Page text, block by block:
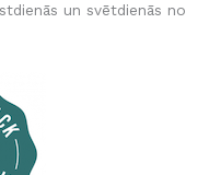
un svētdienās no